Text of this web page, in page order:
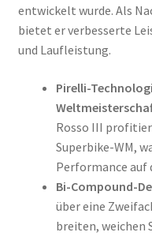
entwickelt wurde. Als
bietet er verbesserte
und Laufleistung.
Pirelli-
Rosso III
Superbike-WM,
Performance auf
Bi-Compound-
über eine
breiten, weichen